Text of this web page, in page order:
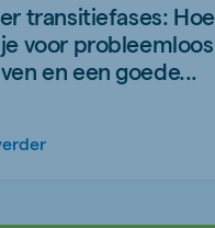
transitiefases: Hoe
voor probleemloos
en een goede...